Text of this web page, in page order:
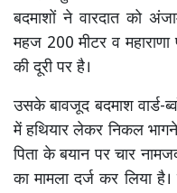
बदमाशों ने वारदात को
महज 200 मीटर व
की दूरी पर है।
उसके बावजूद बदमाश वार्ड-
में हथियार लेकर निकल
पिता के बयान पर चार
का मामला दर्ज कर लिया